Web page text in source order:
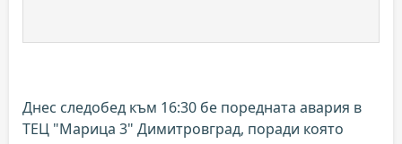
Днес следобед към 16:30 бе поредната авария в
ТЕЦ "Марица 3" Димитровград, поради която